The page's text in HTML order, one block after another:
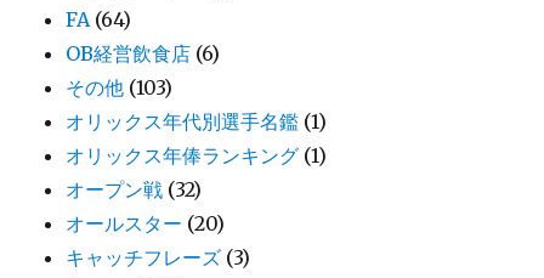
FA(64)
OB経営飲食店 (6)
その他 (103)
オリックス年代別選手名鑑 (1)
オリックス年俸ランキング (1)
オープン戦 (32)
オールスター (20)
キャッチフレーズ (3)